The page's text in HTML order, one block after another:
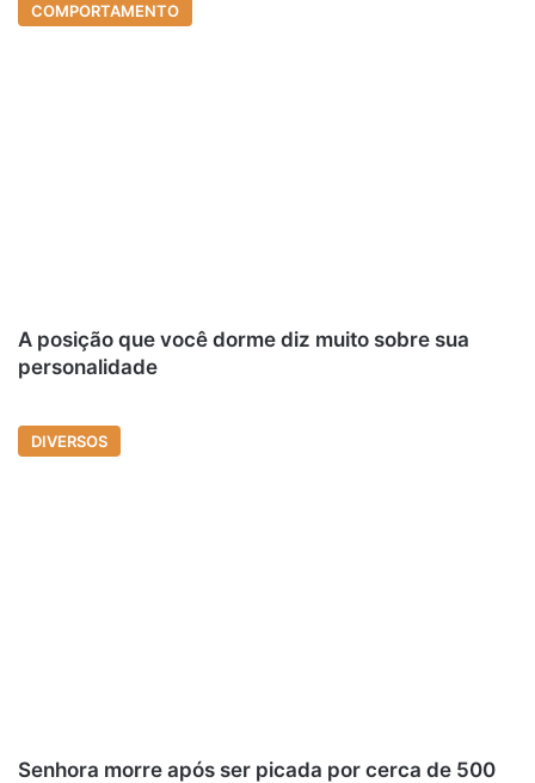
COMPORTAMENTO
A posição que você dorme diz muito sobre sua
personalidade
DIVERSOS
Senhora morre após ser picada por cerca de 500